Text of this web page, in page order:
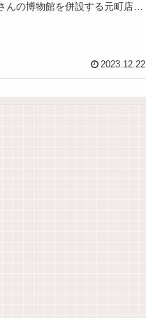
の博物館を併設する元町店に
2023.12.22